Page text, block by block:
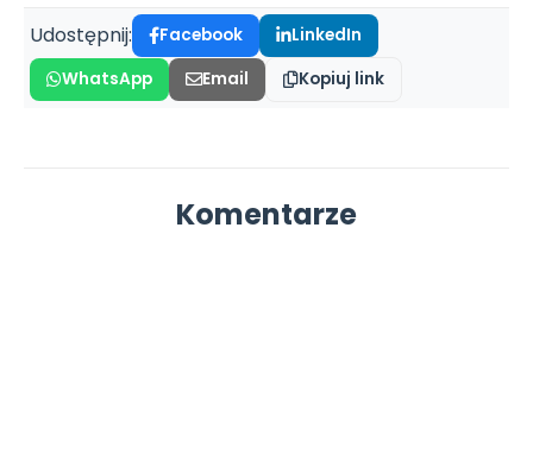
Udostępnij: Facebook
LinkedIn
WhatsApp
Email Kopiuj link
Komentarze